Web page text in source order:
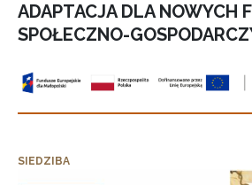
ADAPTACJA DLA NOWYCH
SPOŁECZNO-
SIEDZIBA